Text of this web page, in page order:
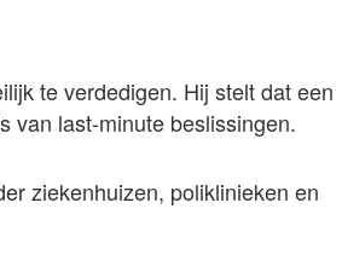
te verdedigen. Hij stelt dat een
van last-minute beslissingen.
ziekenhuizen, poliklinieken en